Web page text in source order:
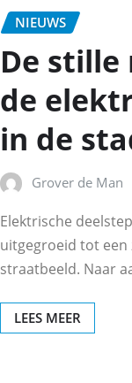
NIEUWS
De
de
in de
Grover de Man
Elektrische
uitgegroeid tot
straatbeeld. Naar
LEES MEER